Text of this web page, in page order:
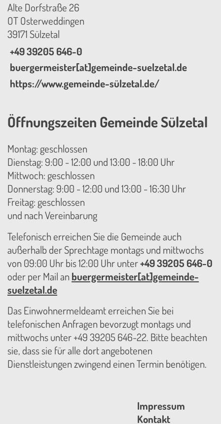
Alte Dorfstraße 26
OT Osterweddingen
39171 Sülzetal
+49 39205 646-0
buergermeister[at]gemeinde-suelzetal.de
https://www.gemeinde-sülzetal.de/
Öffnungszeiten Gemeinde Sülzetal
Montag: geschlossen
Dienstag: 9:00 - 12:00 und 13:00 - 18:00 Uhr
Mittwoch: geschlossen
Donnerstag: 9:00 - 12:00 und 13:00 - 16:30 Uhr
Freitag: geschlossen
und nach Vereinbarung
Telefonisch erreichen Sie die Gemeinde auch
außerhalb der Sprechtage montags und mittwochs
von 09:00 Uhr bis 12:00 Uhr unter+49 39205 646-0
oder per Mail an buergermeister[at]gemeinde-
suelzetal.de
Das Einwohnermeldeamt erreichen Sie bei
telefonischen Anfragen bevorzugt montags und
mittwochs unter +49 39205 646-22. Bitte beachten
sie, dass sie für alle dort angebotenen
Dienstleistungen zwingend einen Termin benötigen.
Impressum
Kontakt